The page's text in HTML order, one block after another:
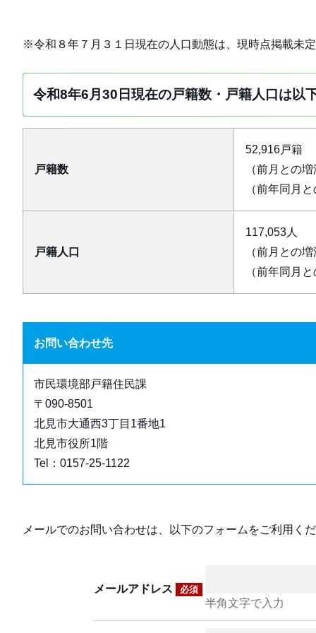
※令和８年７月３１日現在の人口動態は、現時点掲載未
令和8年6月30日現在の戸籍数・戸籍人口は以
戸籍数
52,916戸籍
（前月との
（前年同月
戸籍人口
117,053人
（前月との
（前年同月
お問い合わせ先
市民環境部戸籍住民課
〒090-8501
北見市大通西3丁目1番地1
北見市役所1階
Tel：0157-25-1122
メールでのお問い合わせは、以下のフォームをご利用く
メールアドレス 必須
半角文字で入力